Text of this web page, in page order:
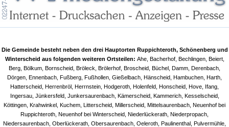
Die Gemeinde besteht neben den drei Hauptorten Ruppichteroth, Schönenberg und
Winterscheid aus folgenden weiteren Ortsteilen: Ahe, Bacherhof, Bechlingen, Beiert,
Berg, Bölkum, Bornscheid, Bröleck, Brölerhof, Broscheid, Büchel, Damm, Derenbach,
Dörgen, Ennenbach, Fußberg, Fußhollen, Gießelbach, Hänscheid, Hambuchen, Harth,
Hatterscheid, Herrenbröl, Herrnstein, Hodgeroth, Holenfeld, Honscheid, Hove, Ifang,
Ingersau, Jünkersfeld, Junkersaurenbach, Kämerscheid, Kammerich, Kesselscheid,
Köttingen, Krahwinkel, Kuchem, Litterscheid, Millerscheid, Mittelsaurenbach, Neuenhof bei
Ruppichteroth, Neuenhof bei Winterscheid, Niederlückerath, Niederpropach,
Niedersaurenbach, Oberlückerath, Obersaurenbach, Oeleroth, Paulinenthal, Pulvermühle,